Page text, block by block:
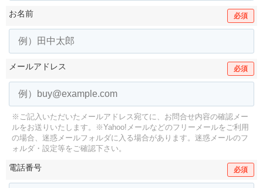
お名前 必須
メールアドレス 必須
※ご記入いただいたメールアドレス宛てに、お問合せ内容の確認メー
ルをお送りいたします。
※Yahoo!メールなどのフリーメールをご利用
の場合、迷惑メールフォルダに入る場合があります。 迷惑メールのフ
ォルダ・設定等をご確認下さい。
電話番号 必須